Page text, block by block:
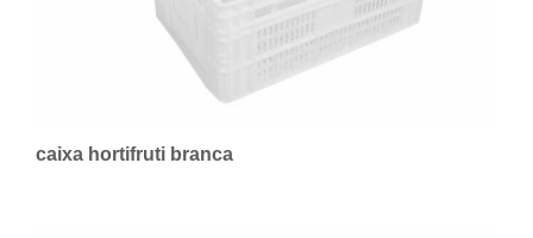
caixa hortifruti branca